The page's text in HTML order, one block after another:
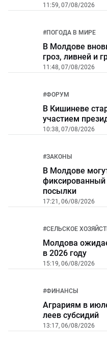
11:59, 07/08/2026
#ПОГОДА В МИРЕ
В Молдове
гроз, ливней и
11:48, 07/08/2026
#ФОРУМ
В Кишиневе
участием
10:38, 07/08/2026
#ЗАКОНЫ
В Молдове
посылки
17:21, 06/08/2026
#СЕЛЬСКОЕ
Молдова
в 2026 году
15:19, 06/08/2026
#ФИНАНСЫ
Аграриям в
леев субсидий
13:17, 06/08/2026